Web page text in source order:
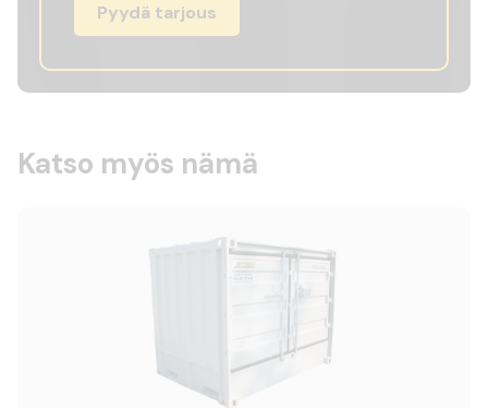
Pyydä tarjous
Katso myös nämä